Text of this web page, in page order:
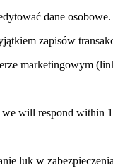
dane osobowe.
zapisów
marketingowym
we will respond within
luk w